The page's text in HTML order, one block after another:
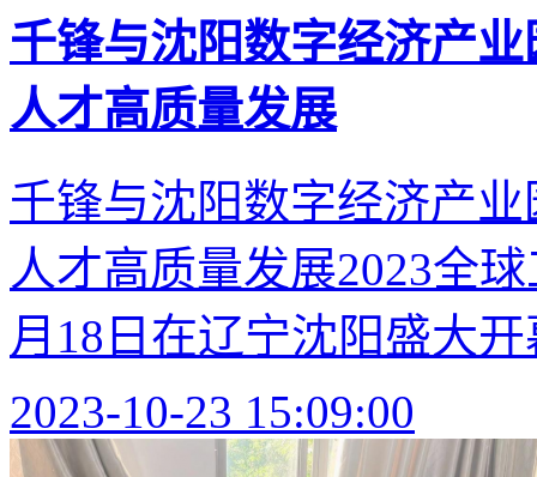
千锋与沈阳数字经济产
人才高质量发展
千锋与沈阳数字经济产
人才高质量发展2023全
月18日在辽宁沈阳盛大
2023-10-23 15:09:00